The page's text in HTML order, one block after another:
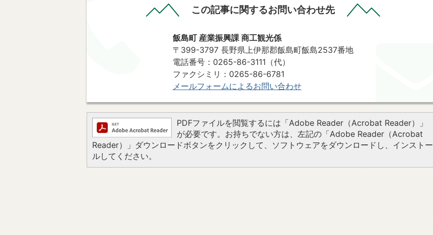
この記事に関するお問い合わせ先
飯島町 産業振興課 商工観光係
〒399-3797 長野県上伊那郡飯島町飯島2537番地
電話番号：0265-86-3111（代）
ファクシミリ：0265-86-6781​​​​​​​
メールフォームによるお問い合わせ
PDFファイルを閲覧するには「Adobe Reader（Acrobat Reader）」
が必要です。お持ちでない方は、左記の「Adobe Reader（Acrobat
Reader）」ダウンロードボタンをクリックして、ソフトウェアをダウンロードし、インストー
ルしてください。